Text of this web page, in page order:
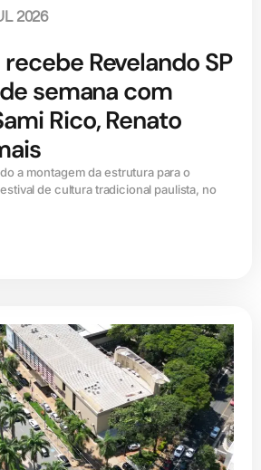
2026
Revelando SP
semana com
Rico, Renato
a montagem da estrutura para o
de cultura tradicional paulista, no